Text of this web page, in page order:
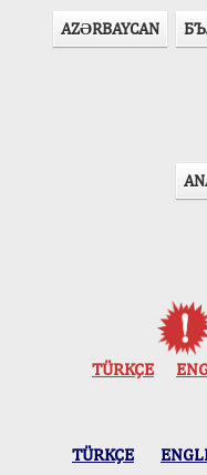
AZӘRBAYCAN
TÜRKÇE
TÜRKÇE